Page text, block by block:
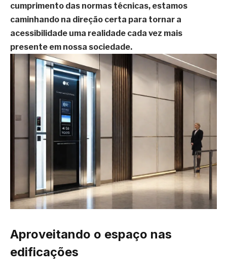
cumprimento das normas técnicas, estamos
caminhando na direção certa para tornar a
acessibilidade uma realidade cada vez mais
presente em nossa sociedade.
Aproveitando o espaço nas
edificações